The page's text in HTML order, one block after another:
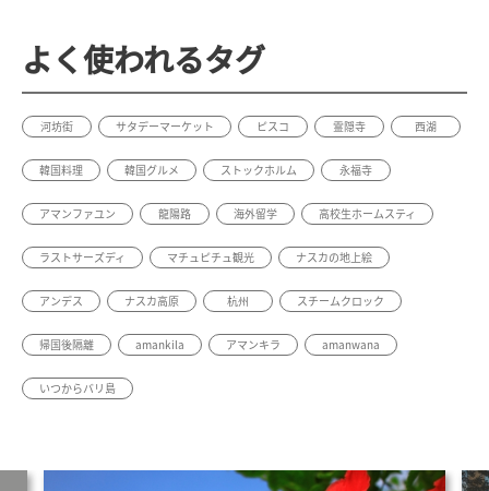
よく使われるタグ
河坊街 サタデーマーケット ピスコ 霊隠寺 西湖
韓国料理 韓国グルメ ストックホルム 永福寺
アマンファユン 龍陽路 海外留学 高校生ホームスティ
ラストサーズディ マチュピチュ観光 ナスカの地上絵
アンデス ナスカ高原 杭州 スチームクロック
帰国後隔離 amankila アマンキラ amanwana
いつからバリ島